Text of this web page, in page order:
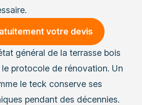
votre devis
général de la terrasse bois
le protocole de rénovation. Un
le teck conserve ses
pendant des décennies.